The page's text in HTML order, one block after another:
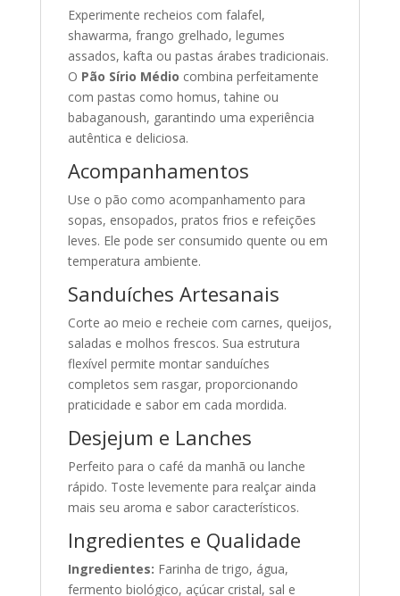
Experimente recheios com falafel,
shawarma, frango grelhado, legumes
assados, kafta ou pastas árabes tradicionais.
O Pão Sírio Médio combina perfeitamente
com pastas como homus, tahine ou
babaganoush, garantindo uma experiência
autêntica e deliciosa.
Acompanhamentos
Use o pão como acompanhamento para
sopas, ensopados, pratos frios e refeições
leves. Ele pode ser consumido quente ou em
temperatura ambiente.
Sanduíches Artesanais
Corte ao meio e recheie com carnes, queijos,
saladas e molhos frescos. Sua estrutura
flexível permite montar sanduíches
completos sem rasgar, proporcionando
praticidade e sabor em cada mordida.
Desjejum e Lanches
Perfeito para o café da manhã ou lanche
rápido. Toste levemente para realçar ainda
mais seu aroma e sabor característicos.
Ingredientes e Qualidade
Ingredientes: Farinha de trigo, água,
fermento biológico, açúcar cristal, sal e